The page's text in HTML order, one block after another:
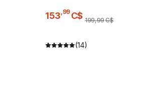
153 99 C$ 199,99C$
(14)